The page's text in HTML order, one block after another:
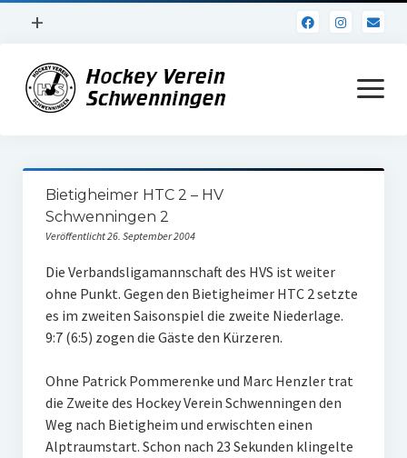
Menü
+
Impressum
Datenschutz
Menü
öffnen
Verein
Daten und Fakten
Online Jubiläum
Vereinsheim
Hockey Shirts
W U16
Bietigheimer HTC 2 – HV
Schwenningen 2
Veröffentlicht 26. September 2004
Die Verbandsligamannschaft des HVS ist weiter
ohne Punkt. Gegen den Bietigheimer HTC 2 setzte
es im zweiten Saisonspiel die zweite Niederlage.
9:7 (6:5) zogen die Gäste den Kürzeren.
Ohne Patrick Pommerenke und Marc Henzler trat
die Zweite des Hockey Verein Schwenningen den
Weg nach Bietigheim und erwischten einen
Alptraumstart. Schon nach 23 Sekunden klingelte